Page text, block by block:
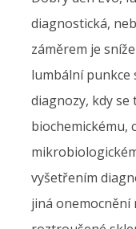
diagnostická,
záměrem je
lumbální punkce
diagnozy, kdy
biochemickému,
vyšetřením
jiná onemocnění